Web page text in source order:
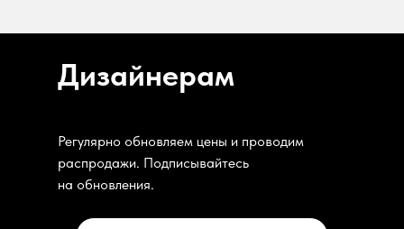
Дизайнерам
Регулярно обновляем цены и проводим
распродажи. Подписывайтесь
на обновления.